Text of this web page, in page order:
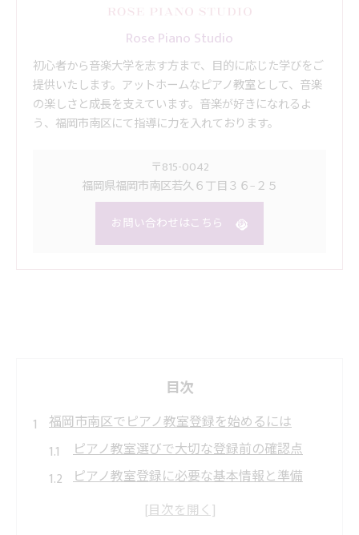
Rose Piano Studio
初心者から音楽大学を志す方まで、目的に応じた学びをご
提供いたします。アットホームなピアノ教室として、音楽
の楽しさと成長を支えています。音楽が好きになれるよ
う、福岡市南区にて指導に力を入れております。
〒815-0042
福岡県福岡市南区若久６丁目３６−２５
お問い合わせはこちら
目次
福岡市南区でピアノ教室登録を始めるには
ピアノ教室選びで大切な登録前の確認点
ピアノ教室登録に必要な基本情報と準備
体験レッスンを活用したピアノ教室比較方